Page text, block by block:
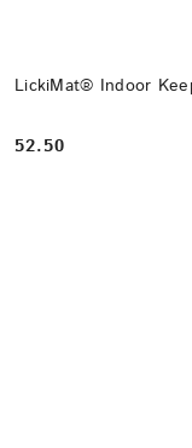
LickiMat® Indoor
Cena:
52.50